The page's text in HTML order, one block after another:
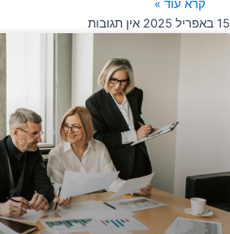
קרא עוד »
15 באפריל 2025
אין תגובות